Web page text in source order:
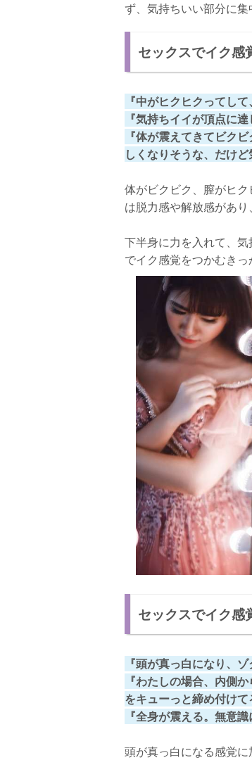
ず、気持ちいい部分に集
セックスでイク
『中がヒクヒクってし
『気持ちイイが頂点に
『体が震えてきてビク
しくなりそうな、だけ
体がビクビク、膣がヒ
は脱力感や解放感があり
下半身に力を入れて、
でイク感覚をつかむきっ
セックスでイク
『頭が真っ白になり、
『わたしの場合、内側
をキューっと締め付けて
『全身が震える。無意
頭が真っ白になる感覚